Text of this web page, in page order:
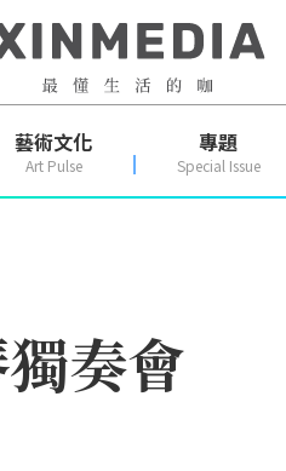
藝術文化
Art Pulse
專題
Special Issue
奏會